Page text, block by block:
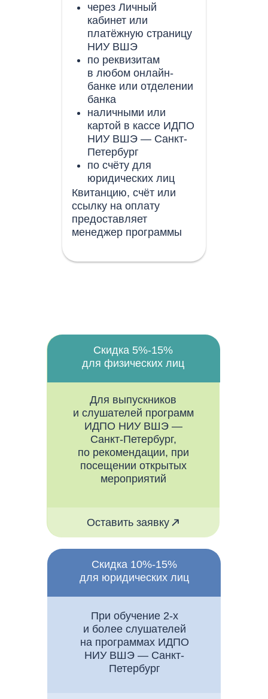
Квитанцию, счёт или
ссылку на оплату
предоставляет
менеджер программы
через Личный
кабинет или
платёжную страницу
НИУ ВШЭ
по реквизитам
в любом онлайн-
банке или отделении
банка
наличными или
картой в кассе ИДПО
НИУ ВШЭ — Санкт-
Петербург
по счёту для
юридических лиц
При обучение 2-х
и более слушателей
на программах ИДПО
НИУ ВШЭ — Санкт-
Петербург
Скидка 10%-15%
для юридических лиц
Оставить заявку
Для выпускников
и слушателей программ
ИДПО НИУ ВШЭ —
Санкт-Петербург,
по рекомендации, при
посещении открытых
мероприятий
Скидка 5%-15%
для физических лиц